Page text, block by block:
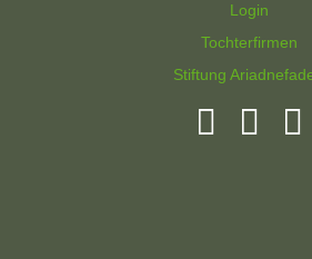
Login
Tochterfirmen
Stiftung